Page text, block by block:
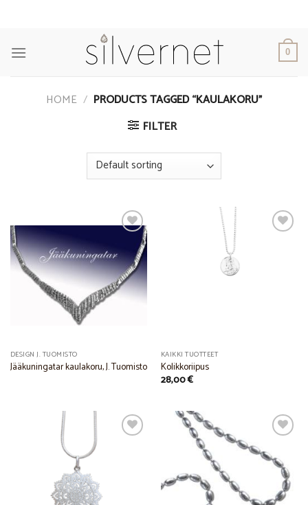
0
HOME / PRODUCTS TAGGED “KAULAKORU”
FILTER
Add to
Wishlist
DESIGN J. TUOMISTO
Jääkuningatar kaulakoru, J. Tuomisto
KAIKKI TUOTTEET
Kolikkoriipus
28,00€
Add to
Wishlist